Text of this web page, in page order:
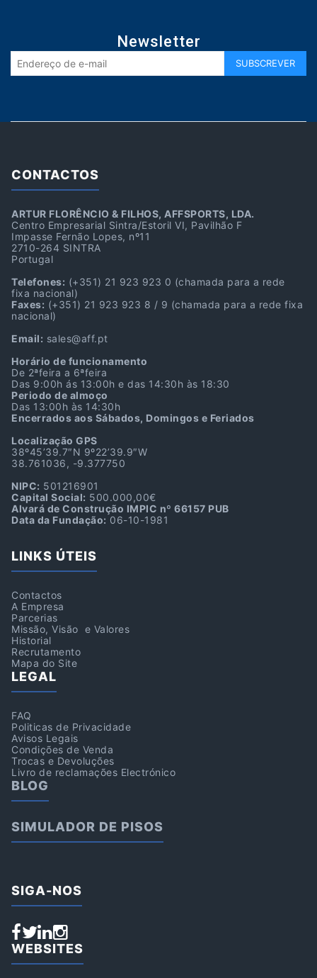
Newsletter
CONTACTOS
ARTUR FLORÊNCIO & FILHOS, AFFSPORTS, LDA.
Centro Empresarial Sintra/Estoril VI, Pavilhão F
Impasse Fernão Lopes, nº11
2710-264 SINTRA
Portugal
Telefones: (+351) 21 923 923 0 (chamada para a rede
fixa nacional)
Faxes: (+351) 21 923 923 8 / 9 (chamada para a rede fixa
nacional)
Email: sales@aff.pt
Horário de funcionamento
De 2ªfeira a 6ªfeira
Das 9:00h ás 13:00h e das 14:30h às 18:30
Periodo de almoço
Das 13:00h às 14:30h
Encerrados aos Sábados, Domingos e Feriados
Localização GPS
38º45’39.7″N 9º22’39.9″W
38.761036, -9.377750
NIPC: 501216901
Capital Social: 500.000,00€
Alvará de Construção IMPIC nº 66157 PUB
Data da Fundação: 06-10-1981
LINKS ÚTEIS
Contactos
A Empresa
Parcerias
Missão, Visão e Valores
Historial
Recrutamento
Mapa do Site
LEGAL
FAQ
Politicas de Privacidade
Avisos Legais
Condições de Venda
Trocas e Devoluções
Livro de reclamações Electrónico
BLOG
SIMULADOR DE PISOS
SIGA-NOS
WEBSITES